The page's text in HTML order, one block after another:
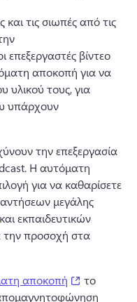
τις σιωπές από τις
επεξεργαστές βίντεο
αποκοπή για να
υλικού τους, για
υπάρχουν
την επεξεργασία
Η αυτόματη
για να καθαρίσετε
μεγάλης
και εκπαιδευτικών
την προσοχή στα
αποκοπή (opens in
το